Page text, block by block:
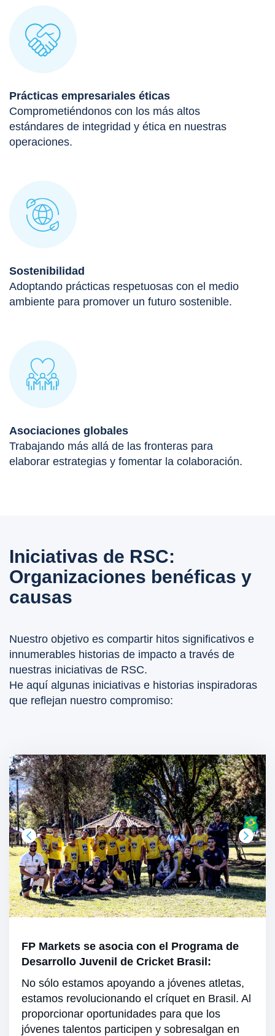
Prácticas empresariales éticas
Comprometiéndonos con los más altos
estándares de integridad y ética en nuestras
operaciones.
Sostenibilidad
Adoptando prácticas respetuosas con el medio
ambiente para promover un futuro sostenible.
Asociaciones globales
Trabajando más allá de las fronteras para
elaborar estrategias y fomentar la colaboración.
Iniciativas de RSC:
Organizaciones benéficas y
causas
Nuestro objetivo es compartir hitos significativos e
innumerables historias de impacto a través de
nuestras iniciativas de RSC.
He aquí algunas iniciativas e historias inspiradoras
que reflejan nuestro compromiso:
FP Markets se asocia con el Programa de
Desarrollo Juvenil de Cricket Brasil:
No sólo estamos apoyando a jóvenes atletas,
estamos revolucionando el críquet en Brasil. Al
proporcionar oportunidades para que los
jóvenes talentos participen y sobresalgan en